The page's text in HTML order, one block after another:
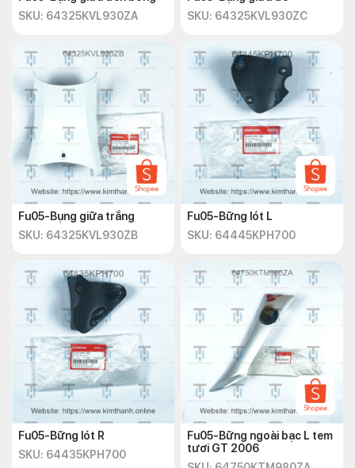
SKU: 64325KVL930ZA
SKU: 64325KVL930ZC
Fu05-Bụng giữa trắng
SKU: 64325KVL930ZB
Fu05-Bững lót L
SKU: 64445KPH700
Fu05-Bững lót R
SKU: 64435KPH700
Fu05-Bững ngoài bạc L tem
tươi GT 2006